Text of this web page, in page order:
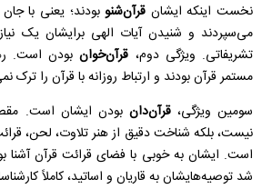
نخست اینکه ایشان قرآن‌شنوبودند؛ یعنی با
می‌سپردند و شنیدن آیات الهی برایشان یک
تشریفاتی. ویژگی دوم، قرآن‌خوانبودن است.
مستمر قرآن بودند و ارتباط روزانه با قرآن را ترک
سومین ویژگی،قرآن‌دان بودن ایشان است.
نیست، بلکه شناخت دقیق از هنر تلاوت، لحن،
است. ایشان به خوبی با فضای قرائت قرآن
شد توصیه‌هایشان به قاریان و اساتید، کاملاً